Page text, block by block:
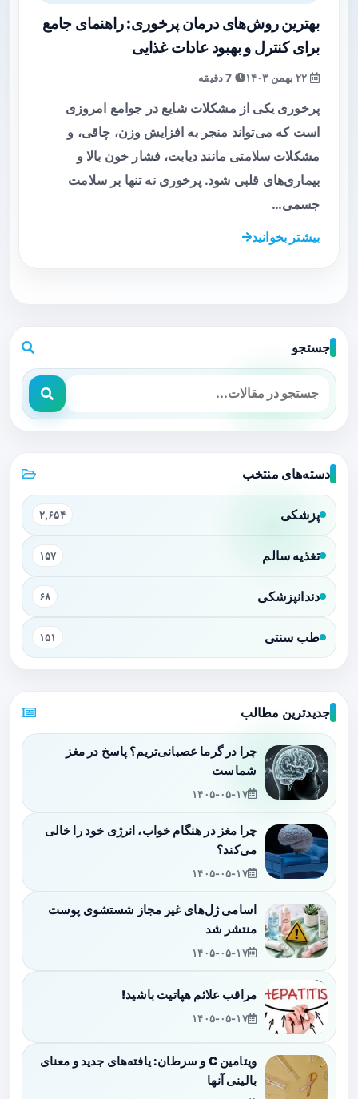
بهترین روش‌های درمان پرخوری: راهنمای جامع
برای کنترل و بهبود عادات غذایی
پرخوری یکی از مشکلات شایع در جوامع امروزی
است که می‌تواند منجر به افزایش وزن، چاقی، و
مشکلات سلامتی مانند دیابت، فشار خون بالا و
بیماری‌های قلبی شود. پرخوری نه تنها بر سلامت
جسمی…
بیشتر بخوانید
جستجو
دسته‌های منتخب
پزشکی ۲,۶۵۴
تغذیه سالم ۱۵۷
دندانپزشکی ۶۸
طب سنتی ۱۵۱
جدیدترین مطالب
چرا در گرما عصبانی‌تریم؟ پاسخ در مغز
شماست
۱۴۰۵-۰۵-۱۷
چرا مغز در هنگام خواب، انرژی خود را خالی
می‌کند؟
۱۴۰۵-۰۵-۱۷
اسامی ژل‌های غیر مجاز شستشوی پوست
منتشر شد
۱۴۰۵-۰۵-۱۷
مراقب علائم هپاتیت باشید!
۱۴۰۵-۰۵-۱۷
ویتامین C و سرطان: یافته‌های جدید و معنای
بالینی آنها